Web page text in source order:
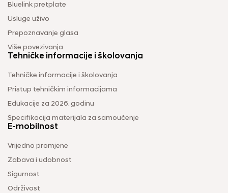
Bluelink pretplate
Usluge uživo
Prepoznavanje glasa
Više povezivanja
Tehničke informacije i školovanja
Tehničke informacije i školovanja
Pristup tehničkim informacijama
Edukacije za 2026. godinu
Specifikacija materijala za samoučenje
E-mobilnost
Vrijedno promjene
Zabava i udobnost
Sigurnost
Održivost